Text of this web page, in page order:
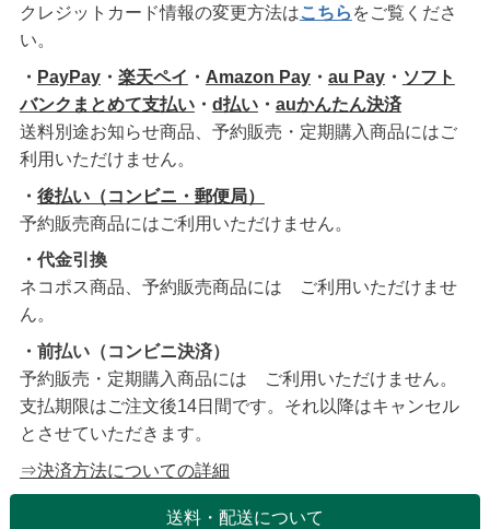
クレジットカード情報の変更方法はこちら をご覧くださ
い。
・ PayPay・ 楽天ペイ ・ Amazon Pay・ au Pay・ ソフト
バンクまとめて支払い・ d払い・ auかんたん決済
送料別途お知らせ商品、予約販売・定期購入商品にはご
利用いただけません。
・ 後払い（コンビニ・郵便局）
予約販売商品にはご利用いただけません。
・代金引換
ネコポス商品、予約販売商品には ご利用いただけませ
ん。
・前払い（コンビニ決済）
予約販売・定期購入商品には ご利用いただけません。
支払期限はご注文後14日間です。それ以降はキャンセル
とさせていただきます。
⇒決済方法についての詳細
送料・配送について